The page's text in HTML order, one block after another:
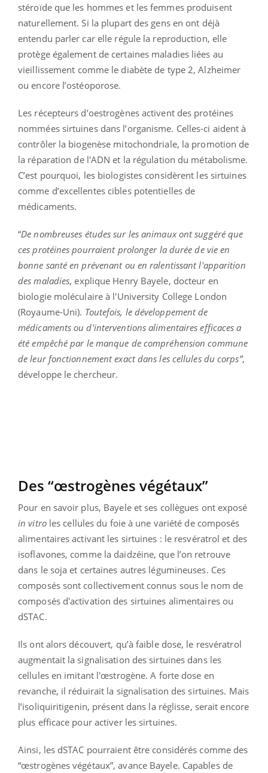
stéroïde que les hommes et les femmes produisent
naturellement. Si la plupart des gens en ont déjà
entendu parler car elle régule la reproduction, elle
protège également de certaines maladies liées au
vieillissement comme le diabète de type 2, Alzheimer
ou encore l’ostéoporose.
Les récepteurs d’oestrogènes activent des protéines
nommées sirtuines dans l’organisme. Celles-ci aident à
contrôler la biogenèse mitochondriale, la promotion de
la réparation de l'ADN et la régulation du métabolisme.
C’est pourquoi, les biologistes considèrent les sirtuines
comme d’excellentes cibles potentielles de
médicaments.
“De nombreuses études sur les animaux ont suggéré que
ces protéines pourraient prolonger la durée de vie en
bonne santé en prévenant ou en ralentissant l'apparition
des maladies, explique Henry Bayele, docteur en
biologie moléculaire à l'University College London
(Royaume-Uni). Toutefois, le développement de
médicaments ou d'interventions alimentaires efficaces a
été empêché par le manque de compréhension commune
de leur fonctionnement exact dans les cellules du corps”,
développe le chercheur.
Des “œstrogènes végétaux”
Pour en savoir plus, Bayele et ses collègues ont exposé
in vitroles cellules du foie à une variété de composés
alimentaires activant les sirtuines : le resvératrol et des
isoflavones, comme la daidzéine, que l’on retrouve
dans le soja et certaines autres légumineuses. Ces
composés sont collectivement connus sous le nom de
composés d'activation des sirtuines alimentaires ou
dSTAC.
Ils ont alors découvert, qu’à faible dose, le resvératrol
augmentait la signalisation des sirtuines dans les
cellules en imitant l'œstrogène. A forte dose en
revanche, il réduirait la signalisation des sirtuines. Mais
l’isoliquiritigenin, présent dans la réglisse, serait encore
plus efficace pour activer les sirtuines.
Ainsi, les dSTAC pourraient être considérés comme des
“œstrogènes végétaux”, avance Bayele. Capables de